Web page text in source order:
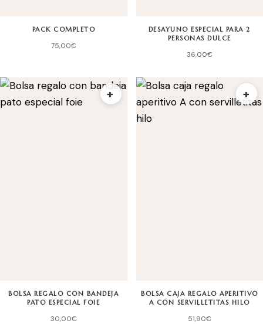
PACK COMPLETO
75,00€
DESAYUNO ESPECIAL PARA 2
PERSONAS DULCE
36,00€
+
BOLSA REGALO CON BANDEJA
PATO ESPECIAL FOIE
30,00€
+
BOLSA CAJA REGALO APERITIVO
A CON SERVILLETITAS HILO
51,90€